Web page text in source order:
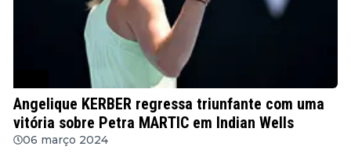
Angelique KERBER regressa triunfante com uma
vitória sobre Petra MARTIC em Indian Wells
06 março 2024